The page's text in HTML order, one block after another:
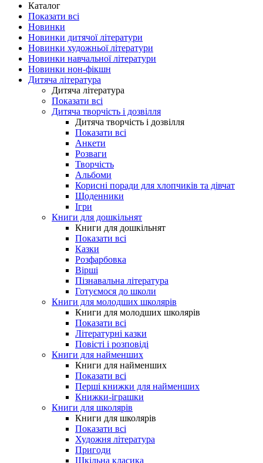
Каталог
Показати всі
Новинки
Новинки дитячої літератури
Новинки художньої літератури
Новинки навчальної літератури
Новинки нон-фікшн
Дитяча література
Дитяча література
Показати всі
Дитяча творчість і дозвілля
Дитяча творчість і дозвілля
Показати всі
Анкети
Розваги
Творчість
Альбоми
Корисні поради для хлопчиків та дівчат
Щоденники
Ігри
Книги для дошкільнят
Книги для дошкільнят
Показати всі
Казки
Розфарбовка
Вірші
Пізнавальна література
Готуємося до школи
Книги для молодших школярів
Книги для молодших школярів
Показати всі
Літературні казки
Повісті і розповіді
Книги для найменших
Книги для найменших
Показати всі
Перші книжки для найменших
Книжки-іграшки
Книги для школярів
Книги для школярів
Показати всі
Художня література
Пригоди
Шкільна класика